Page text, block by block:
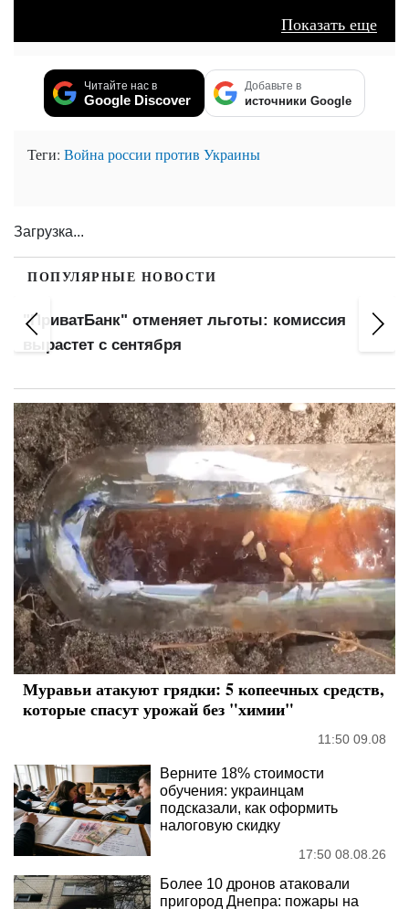
Показать еще
Читайте нас в
Google Discover
Добавьте в
источники Google
Теги: Война россии против Украины
The Rarest And Most Valuable Card In The
Whole World
These Actors Didn't Want To Share The
Spotlight
17 Rare Churches Underground That Still
Exist